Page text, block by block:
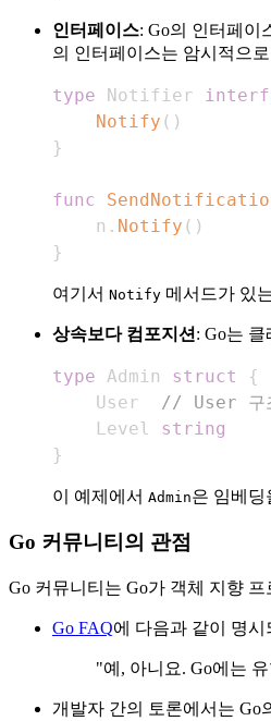
인터페이스: Go의 인터페이
의 인터페이스는 암시적으
type Notifier
Notify ( )
}
func
    n
. Notify ( )
}
여기서 Notify 메서드가 있
상속보다 컴포지션 : Go는
type Admin struct
{
    User
// User 구
    Level
string
}
이 예제에서 Admin은 임베딩
Go 커뮤니티의 관점
Go 커뮤니티는 Go가 객체 지향
Go FAQ에 다음과 같이 명시
"예, 아니요. Go에는
개발자 간의 토론에서는 Go